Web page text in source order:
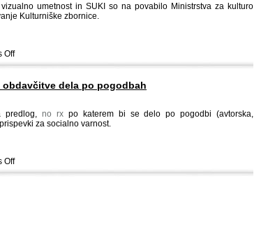
umetnost in SUKI so na povabilo Ministrstva za kulturo
Kulturniške zbornice.
Off
dela po pogodbah
predlog,no rx po katerem bi se delo po pogodbi (avtorska,
za socialno varnost.
Off